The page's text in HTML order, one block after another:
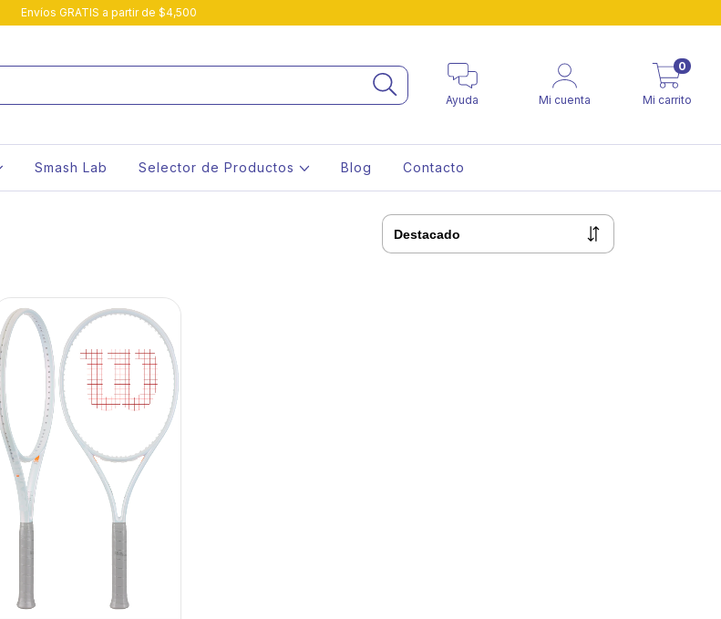
Envíos GRATIS a partir de $4,500
Ayuda Mi cuenta Mi carrito
0
Smash Lab Selector de Productos Blog Contacto